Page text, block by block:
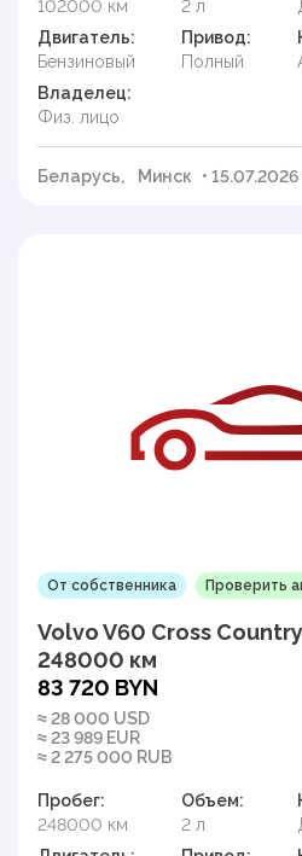
102000 км
2 л
Двигатель:
Бензиновый
Привод:
Полный
Владелец:
Физ. лицо
Беларусь, Минск •
От собственника Проверить
Volvo V60 Cross
248000 км
83 720 BYN
≈ 28 000 USD
≈ 23 989 EUR
≈ 2 275 000 RUB
Пробег:
248000 км
Объем:
2 л